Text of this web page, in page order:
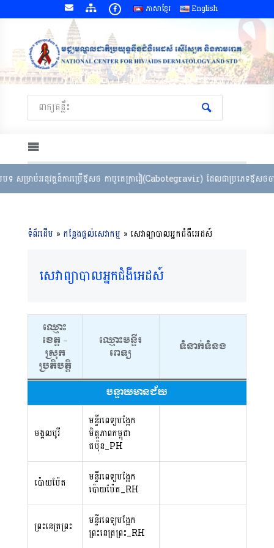
ភាសាខ្មែរ English
ាប់អនុវត្តន៍ការប្រើឳសថ កាបូតេក្រាវៀ(Cabotegravir) ដែលជាប្រភេទឳសថចាក់ ម
ទំព័រដើម » កន្លែងផ្តល់សេវាកម្ម » សេវាព្យាបាលអ្នកជំងឺអេដស៍
សេវាព្យាបាលអ្នកជំងឺអេដស៍
ឈ្មោះ
ខេត្ត​ –
ស្រុក
ប្រតិបត្តិ
ឈ្មោះមន្ទីរ
ពេទ្យ
ទំនាក់ទំនង
បន្ទាយមានជ័យ
មង្គលបូរី
មន្ទីរពេទ្យបង្អែក
មិត្តភាពកម្ពុជា
ជប៉ុន_PH
ប៉ោយប៉ែត
មន្ទីរពេទ្យ​បង្អែក​​
ប៉ោយប៉ែត_RH
ព្រះ​នេត្រ​ព្រះ
មន្ទីរពេទ្យបង្អែក
ព្រះនេត្រព្រះ_RH